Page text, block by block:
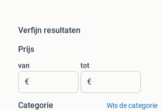
Verfijn resultaten
Prijs
van
€
tot
€
Categorie Wis de categorie